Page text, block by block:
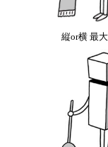
縦or横 最